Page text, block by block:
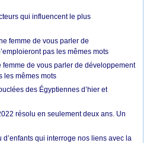
qui influencent le plus
femme de vous parler de
pas les mêmes mots
de vous parler de développement
les mêmes mots
des Égyptiennes d’hier et
résolu en seulement deux ans. Un
qui interroge nos liens avec la